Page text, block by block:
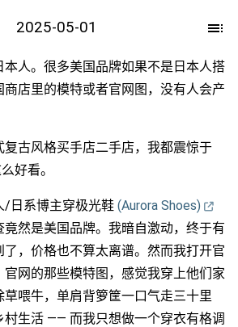
2025-05-01
人。很多美国品牌如果不是日本人搭
店里的模特或者官网图，没有人会产
古风格买手店二手店，我都震惊于
好看。
/日系博主穿极光鞋 (Aurora Shoes)
竟然是美国品牌。我暗自激动，终于有
，价格也不算太离谱。然而我打开官
官网的那些模特图，感觉我穿上他们家
喂牛，单肩背箩筐一口气走三十里
村生活 —— 而我只想做一个穿衣有格调